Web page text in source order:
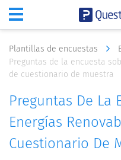
Plantillas de encuestas
Preguntas de la encuesta
de cuestionario de muestra
Preguntas De La
Energías
Cuestionario De